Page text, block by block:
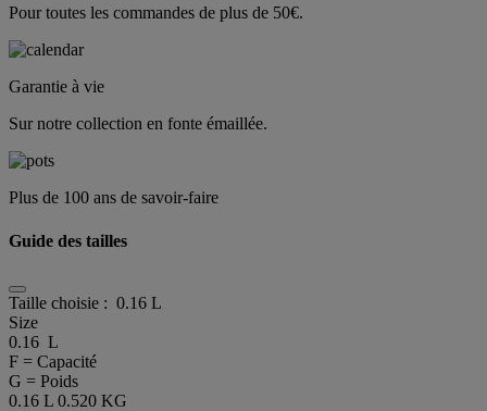
Pour toutes les commandes de plus de 50€.
Garantie à vie
Sur notre collection en fonte émaillée.
Plus de 100 ans de savoir-faire
Guide des tailles
Taille choisie : 0.16 L
Size
0.16 L
F = Capacité
G = Poids
0.16 L 0.520 KG